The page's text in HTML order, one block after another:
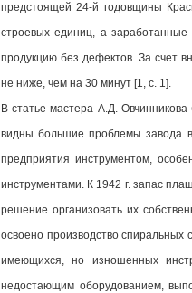
предстоящей 24-й годовщины
строевых единиц, а
продукцию без дефектов. За счет
не ниже, чем на 30 минут [1, c. 1].
В статье мастера А.Д.
видны большие проблемы завода в
предприятия инструментом,
инструментами. К 1942 г. запас
решение организовать их
освоено производство
имеющихся, но изношенных
недостающим оборудованием,